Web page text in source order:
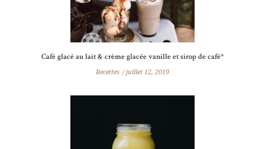
Café glacé au lait & crème glacée vanille et sirop de café*
Recettes juillet 12, 2019